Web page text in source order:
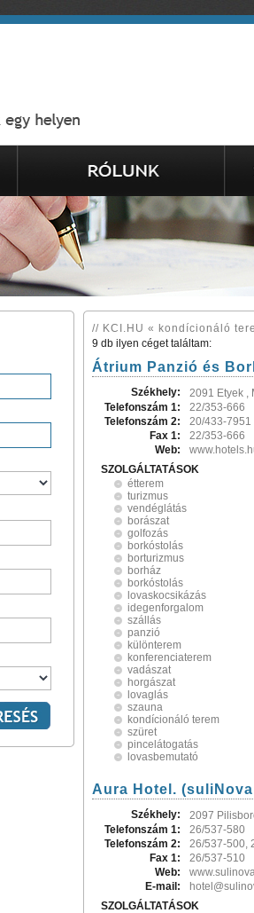
// KCI.HU « kondícionáló
9 db ilyen céget találtam:
Átrium Panzió és
Székhely:
2091 Etyek ,
Telefonszám 1:
22/353-666
Telefonszám 2:
20/433-7951
Fax 1:
22/353-666
Web:
SZOLGÁLTATÁSOK
étterem
turizmus
vendéglátás
borászat
golfozás
borkóstolás
borturizmus
borház
borkóstolás
lovaskocsikázás
idegenforgalom
szállás
panzió
különterem
konferenciaterem
vadászat
horgászat
lovaglás
szauna
kondícionáló terem
szüret
pincelátogatás
lovasbemutató
Aura Hotel.
Székhely:
2097
Telefonszám 1:
26/537-580
Telefonszám 2:
26/537-500,
Fax 1:
26/537-510
Web:
E-mail:
SZOLGÁLTATÁSOK